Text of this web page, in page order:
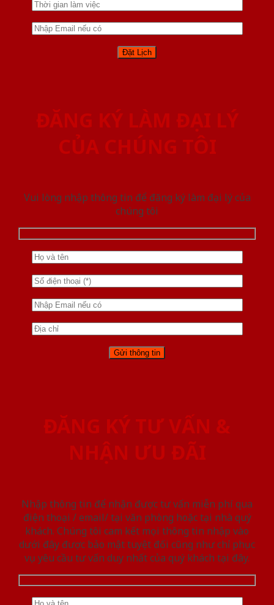
ĐĂNG KÝ LÀM ĐẠI LÝ
CỦA CHÚNG TÔI
Vui lòng nhập thông tin để đăng ký làm đại lý của
chúng tôi
ĐĂNG KÝ TƯ VẤN &
NHẬN ƯU ĐÃI
Nhập thông tin để nhận được tư vấn miễn phí qua
điện thoại / email/ tại văn phòng hoặc tại nhà quý
khách. Chúng tôi cam kết mọi thông tin nhập vào
dưới đây được bảo mật tuyệt đối cũng như chỉ phục
vụ yêu cầu tư vấn duy nhất của quý khách tại đây.